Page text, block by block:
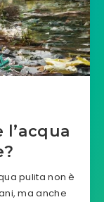
pulita non è
ma anche